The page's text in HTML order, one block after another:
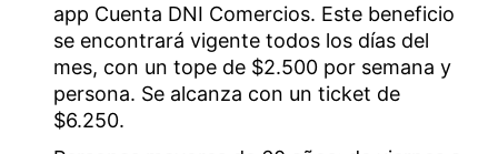
app Cuenta DNI Comercios. Este beneficio
se encontrará vigente todos los días del
mes, con un tope de $2.500 por semana y
persona. Se alcanza con un ticket de
$6.250.